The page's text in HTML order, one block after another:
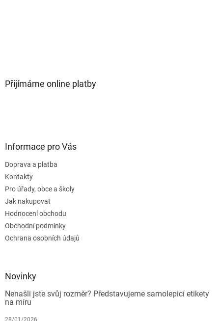
Přijímáme online platby
Informace pro Vás
Doprava a platba
Kontakty
Pro úřady, obce a školy
Jak nakupovat
Hodnocení obchodu
Obchodní podmínky
Ochrana osobních údajů
Novinky
Nenašli jste svůj rozměr? Představujeme samolepicí etikety
na míru
28/01/2026